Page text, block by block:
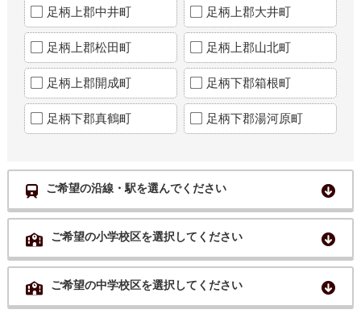
足柄上郡中井町 足柄上郡大井町
足柄上郡松田町 足柄上郡山北町
足柄上郡開成町 足柄下郡箱根町
足柄下郡真鶴町 足柄下郡湯河原町
ご希望の沿線・駅を選んでください
ご希望の小学校区を選択してください
ご希望の中学校区を選択してください